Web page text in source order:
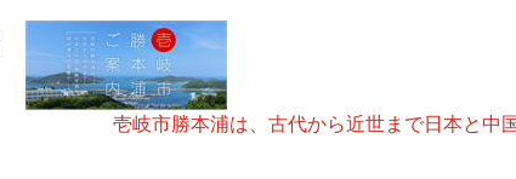
壱岐市勝本浦は、古代から近世まで日本と中